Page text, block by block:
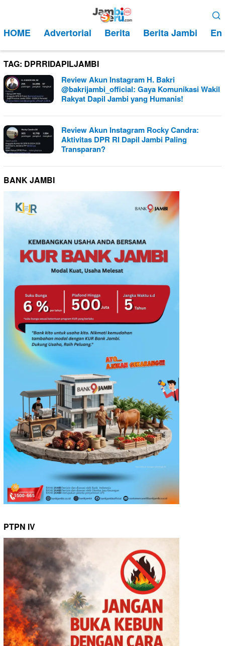
kontenMobile
HOME Advertorial Berita Berita Jambi
TAG: DPRRIDAPILJAMBI
Review Akun Instagram H. Bakri
@bakrijambi_official: Gaya Komunikasi Wakil
Rakyat Dapil Jambi yang Humanis!
Review Akun Instagram Rocky Candra:
Aktivitas DPR RI Dapil Jambi Paling
Transparan?
BANK JAMBI
PTPN IV